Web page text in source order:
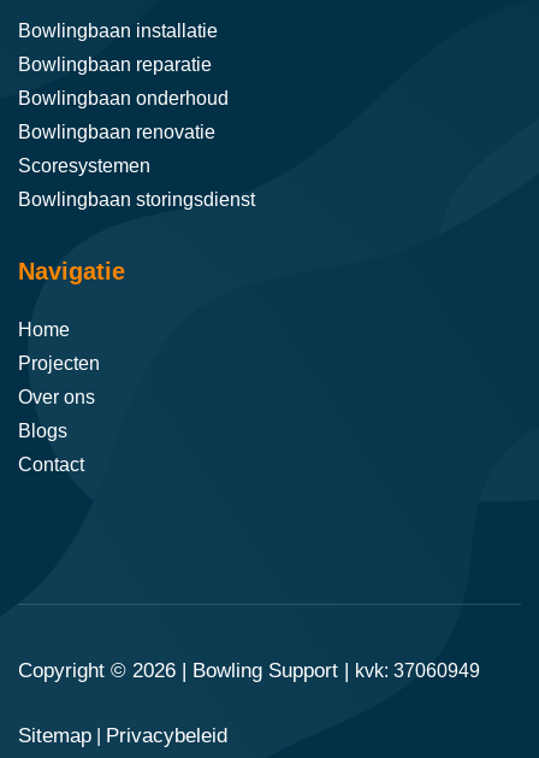
Bowlingbaan installatie
Bowlingbaan reparatie
Bowlingbaan onderhoud
Bowlingbaan renovatie
Scoresystemen
Bowlingbaan storingsdienst
Navigatie
Home
Projecten
Over ons
Blogs
Contact
Copyright © 2026 | Bowling Support kvk: 37060949
Sitemap Privacybeleid